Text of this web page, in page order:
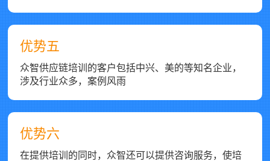
优势五
众智供应链培训的客户包括中兴、美的等知名企业，
涉及行业众多，案例风雨
优势六
在提供培训的同时，众智还可以提供咨询服务，使培